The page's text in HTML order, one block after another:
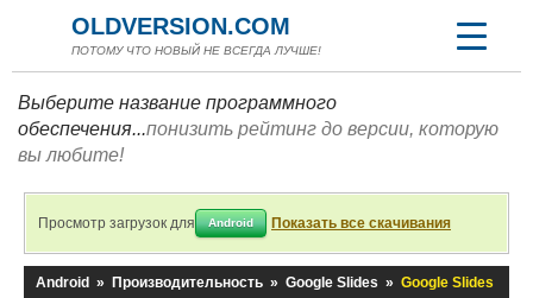
OLDVERSION.COM
ПОТОМУ ЧТО НОВЫЙ НЕ ВСЕГДА ЛУЧШЕ!
Выберите название программного
обеспечения...понизить рейтинг до версии, которую
вы любите!
Просмотр загрузок для Android Показать все скачивания
Android » Производительность » Google Slides » Google Slides